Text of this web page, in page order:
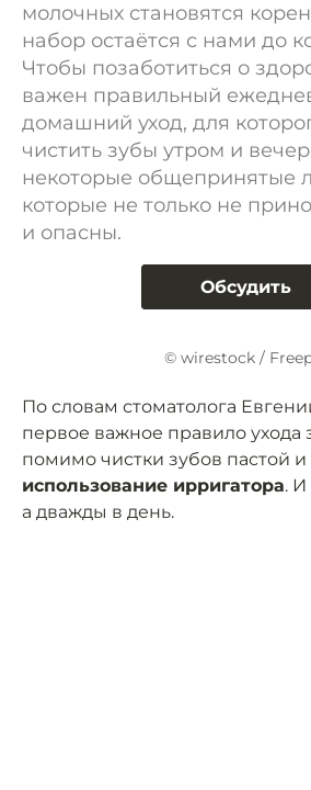
молочных становятся
набор остаётся с нами до
Чтобы позаботиться о
важен правильный
домашний уход, для
чистить зубы утром и
некоторые общепринятые
которые не только не
и опасны.
Обсудить
© wirestock /
По словам стоматолога
первое важное правило ухода
помимо чистки зубов пастой
использование ирригатора.
а дважды в день.